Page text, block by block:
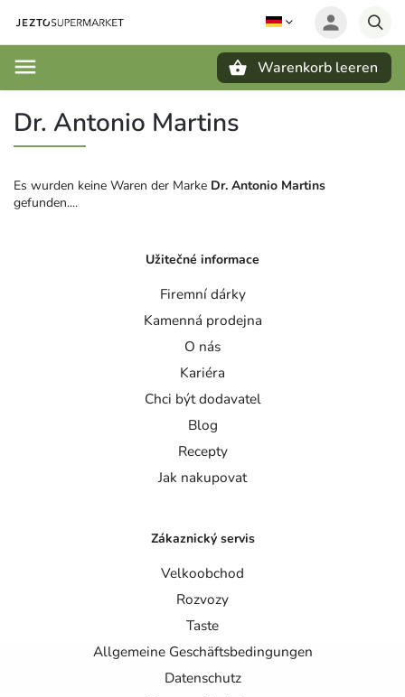
Warenkorb leeren
Dr. Antonio Martins
Es wurden keine Waren der Marke Dr. Antonio Martins
gefunden....
Užitečné informace
Firemní dárky
Kamenná prodejna
O nás
Kariéra
Chci být dodavatel
Blog
Recepty
Jak nakupovat
Zákaznický servis
Velkoobchod
Rozvozy
Taste
Allgemeine Geschäftsbedingungen
Datenschutz